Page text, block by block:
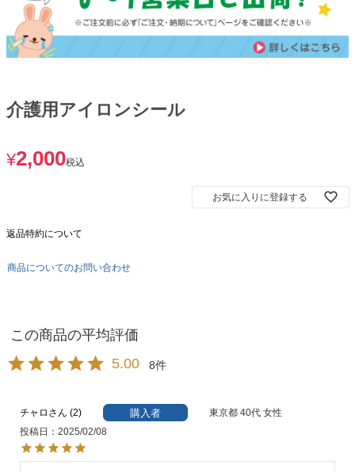
介護用アイロンシール
¥2,000税込
お気に入りに登録する
返品特約について
商品についてのお問い合わせ
5.00 8
チャロ 2 購入者 東京都 40代 女性
投稿日
2025/02/08